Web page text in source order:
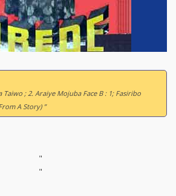
Taiwo ; 2. Araiye Mojuba Face B : 1; Fasiribo
A Story) ”
"
"